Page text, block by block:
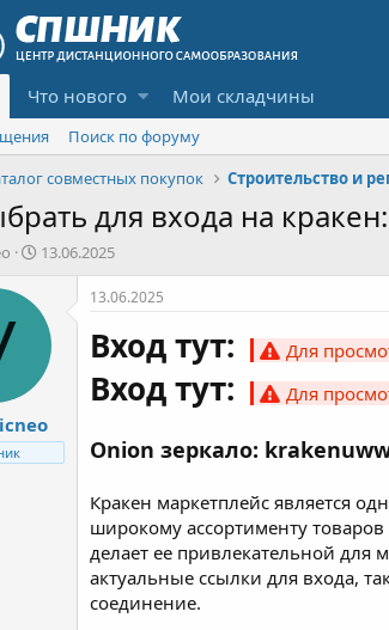
Что нового Мои складчины
Поиск по форуму
совместных покупок Строительство и
для входа на
Д
а
ч
л
а
13.06.2025
13.06.2025
Вход тут: Для
Вход тут: Для
Onion зеркало:
Кракен маркетплейс является
широкому ассортименту
делает ее привлекательной для
актуальные ссылки для входа,
соединение.